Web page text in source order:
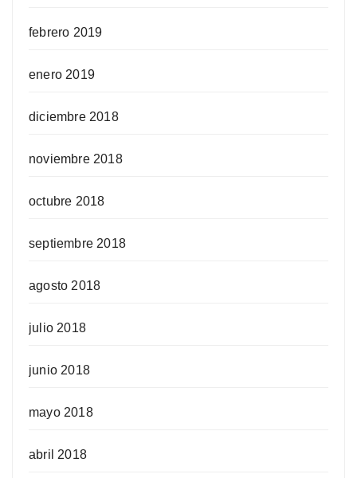
febrero 2019
enero 2019
diciembre 2018
noviembre 2018
octubre 2018
septiembre 2018
agosto 2018
julio 2018
junio 2018
mayo 2018
abril 2018